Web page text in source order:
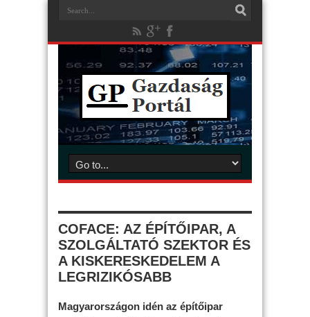
COFACE: AZ ÉPÍTŐIPAR, A
SZOLGÁLTATÓ SZEKTOR ÉS
A KISKERESKEDELEM A
LEGRIZIKÓSABB
Magyarországon idén az építőipar